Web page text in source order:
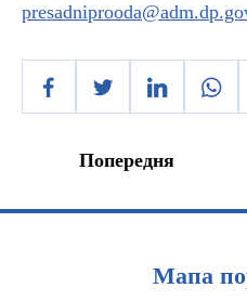
Попередня
Мапа